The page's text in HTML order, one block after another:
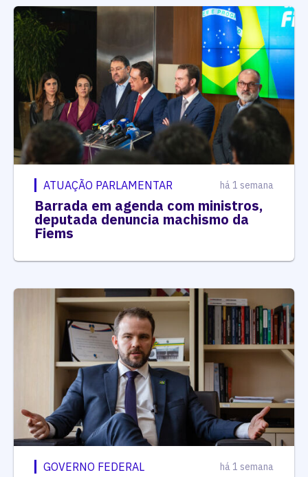
ATUAÇÃO PARLAMENTAR há 1 semana
Barrada em agenda com ministros,
deputada denuncia machismo da
Fiems
GOVERNO FEDERAL há 1 semana